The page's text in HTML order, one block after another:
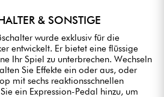
& SONSTIGE
wurde exklusiv für die
entwickelt. Er bietet eine flüssige
Ihr Spiel zu unterbrechen. Wechseln
Sie Effekte ein oder aus, oder
mit sechs reaktionsschnellen
ein Expression-Pedal hinzu, um